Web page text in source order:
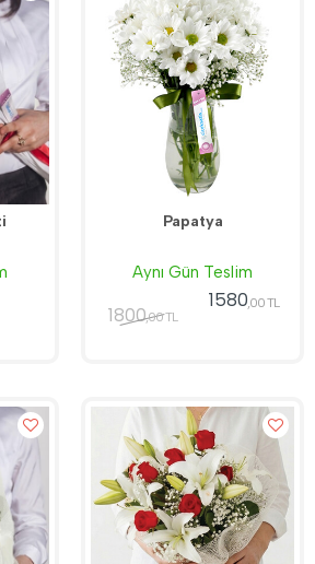
Papatya
Aynı Gün Teslim
1800,00 TL
1580,00 TL